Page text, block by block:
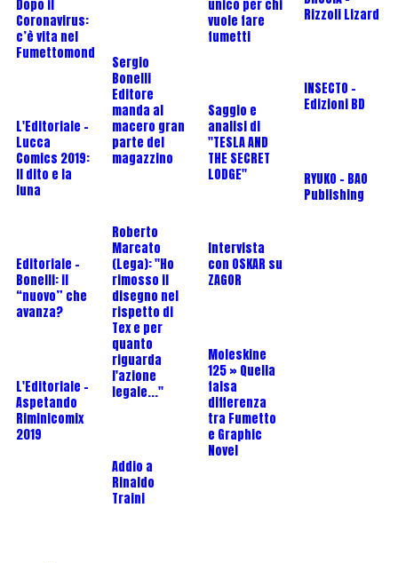
Dopo il
Coronavirus:
c’è vita nel
Fumettomondo?
L'Editoriale -
Lucca
Comics 2019:
Il dito e la
luna
Editoriale -
Bonelli: il
“nuovo” che
avanza?
L'Editoriale -
Aspetando
Riminicomix
2019
Sergio
Bonelli
Editore
manda al
macero gran
parte del
magazzino
Roberto
Marcato
(Lega): "Ho
rimosso il
disegno nel
rispetto di
Tex e per
quanto
riguarda
l'azione
legale..."
Addio a
Rinaldo
Traini
unico per chi
vuole fare
fumetti
Saggio e
analisi di
"TESLA AND
THE SECRET
LODGE"
Intervista
con OSKAR su
ZAGOR
Moleskine
125 » Quella
falsa
differenza
tra Fumetto
e Graphic
Novel
Rizzoli Lizard
INSECTO -
Edizioni BD
RYUKO - BAO
Publishing